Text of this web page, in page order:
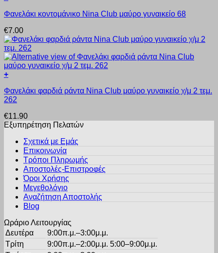
να
στη
σελίδα
του
προϊόντος
το
έχει
πολλαπλές
παραλλαγές.
Οι
επιλογές
μπορούν
επιλεγούν
στη
του
προϊόντος
Φανελάκι κοντομάνικο Nina Club μαύρο γυναικείο 68
€7.00
+
το
προϊόν
πολλαπλές
παραλλαγές.
επιλογές
μπορούν
επιλεγούν
σελίδα
προϊόντος
Φανελάκι φαρδιά ράντα Nina Club μαύρο γυναικείο χ/μ 2 τεμ.
262
€11.90
Εξυπηρέτηση Πελατών
Σχετικά με Εμάς
Επικοινωνία
Τρόποι Πληρωμής
Αποστολές-Επιστροφές
Όροι Χρήσης
Μεγεθολόγιο
Αναζήτηση Αποστολής
Blog
Ωράριο Λειτουργίας
Δευτέρα
9:00π.μ.–3:00μ.μ.
Τρίτη
9:00π.μ.–2:00μ.μ. 5:00–9:00μ.μ.